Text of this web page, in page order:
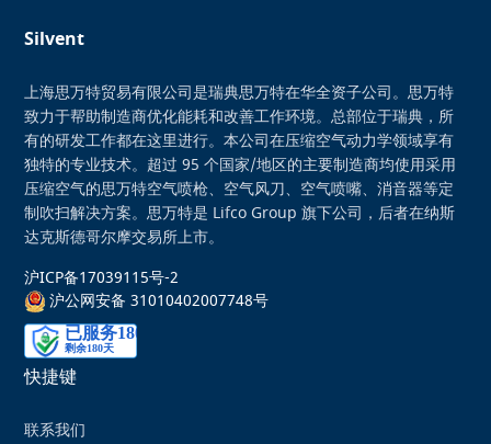
Silvent
上海思万特贸易有限公司是瑞典思万特在华全资子公司。思万特
致力于帮助制造商优化能耗和改善工作环境。总部位于瑞典，所
有的研发工作都在这里进行。本公司在压缩空气动力学领域享有
独特的专业技术。超过 95 个国家/地区的主要制造商均使用采用
压缩空气的思万特空气喷枪、空气风刀、空气喷嘴、消音器等定
制吹扫解决方案。思万特是 Lifco Group 旗下公司，后者在纳斯
达克斯德哥尔摩交易所上市。
沪ICP备17039115号-2
沪公网安备 31010402007748号
快捷键
联系我们